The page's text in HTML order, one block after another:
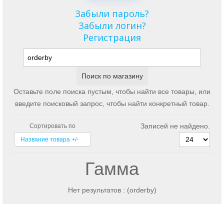
Забыли пароль?
Забыли логин?
Регистрация
Оставьте поле поиска пустым, чтобы найти все товары, или
введите поисковый запрос, чтобы найти конкретный товар.
Сортировать по
Название товара +/-
Записей не найдено.
Гамма
Нет результатов : (orderby)